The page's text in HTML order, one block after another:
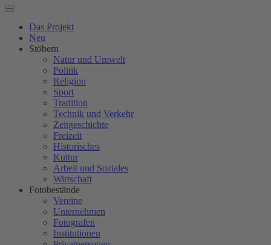
Das Projekt
Neu
Stöbern
Natur und Umwelt
Politik
Religion
Sport
Tradition
Technik und Verkehr
Zeitgeschichte
Freizeit
Historisches
Kultur
Arbeit und Soziales
Wirtschaft
Fotobestände
Vereine
Unternehmen
Fotografen
Institutionen